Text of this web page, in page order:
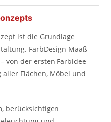
ist die Grundlage
FarbDesign Maaß
von der ersten Farbidee
Flächen, Möbel und
berücksichtigen